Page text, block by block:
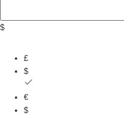
$
£
$
€
$